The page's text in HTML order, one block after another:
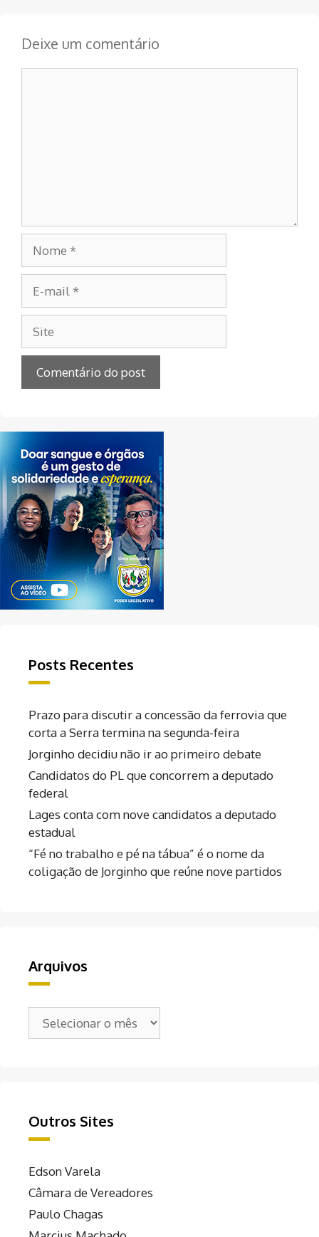
Deixe um comentário
mail
Posts Recentes
Prazo para discutir a concessão da ferrovia que
corta a Serra termina na segunda-feira
Jorginho decidiu não ir ao primeiro debate
Candidatos do PL que concorrem a deputado
federal
Lages conta com nove candidatos a deputado
estadual
“Fé no trabalho e pé na tábua” é o nome da
coligação de Jorginho que reúne nove partidos
Arquivos
Outros Sites
Edson Varela
Câmara de Vereadores
Paulo Chagas